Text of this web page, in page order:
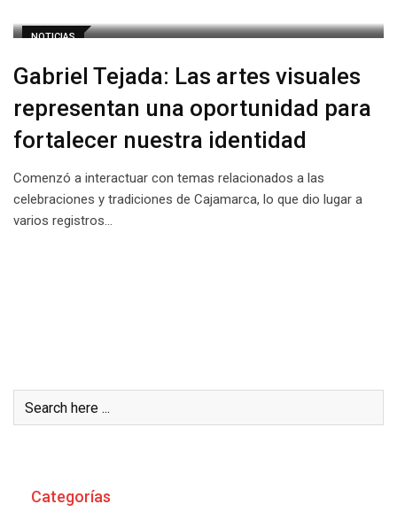
NOTICIAS
Gabriel Tejada: Las artes visuales
representan una oportunidad para
fortalecer nuestra identidad
Comenzó a interactuar con temas relacionados a las
celebraciones y tradiciones de Cajamarca, lo que dio lugar a
varios registros…
Categorías